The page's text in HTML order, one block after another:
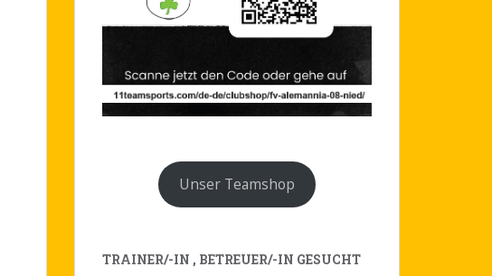
Unser Teamshop
TRAINER/-IN , BETREUER/-IN GESUCHT